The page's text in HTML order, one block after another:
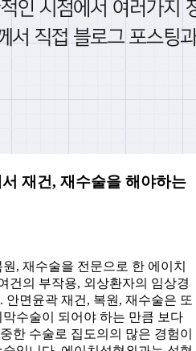
재건, 재수술을 해야하는
, 재수술을 전문으로 한 에이치
건의 부작용, 외상환자의 임상경
면윤곽 재건, 복원, 재수술은 또
수술이 되어야 하는 만큼 보다
한 수술로 집도의의 많은 경험이